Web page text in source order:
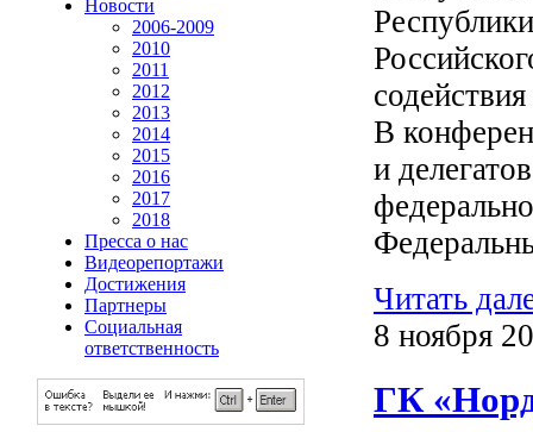
Новости
2006-2009
2010
2011
2012
2013
2014
2015
2016
2017
2018
Пресса о нас
Видеорепортажи
Достижения
Партнеры
Социальная
ответственность
В
и
Читать
8 ноября
ГК